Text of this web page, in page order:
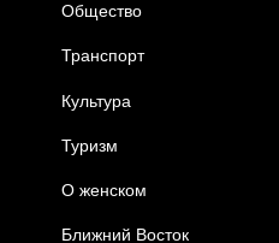
Общество
Транспорт
Культура
Туризм
О женском
Ближний Восток